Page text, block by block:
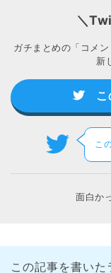
＼
ガチまとめの「コメ
新
こ
こ
面白か
この記事を書いた